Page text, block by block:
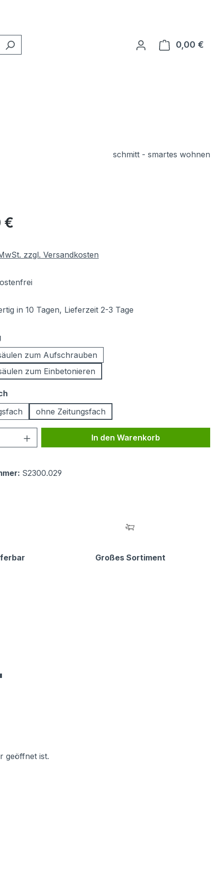
0,00 €
schmitt - smartes wohnen
€
zzgl. Versandkosten
in 10 Tagen, Lieferzeit 2-3 Tage
auswählen
zum Aufschrauben
zum Einbetonieren
ohne Zeitungsfach
Gib den gewünschten Wert
In den Warenkorb
S2300.029
Großes Sortiment
geöffnet ist.